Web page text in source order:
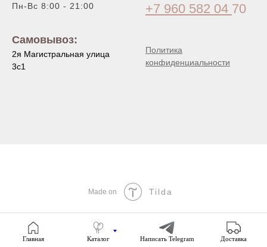
Главная Каталог Написать Telegram Доставка
Пн-Вс 8:00 - 21:00
Самовывоз:
2я Магистральная улица
3с1
+7 960 582 04 70
Политика
конфиденциальности
Made on Tilda